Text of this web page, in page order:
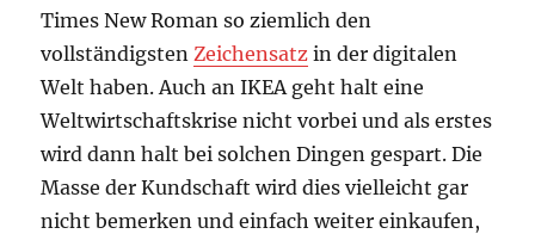
Times New Roman so ziemlich den
vollständigsten Zeichensatz in der digitalen
Welt haben. Auch an IKEA geht halt eine
Weltwirtschaftskrise nicht vorbei und als erstes
wird dann halt bei solchen Dingen gespart. Die
Masse der Kundschaft wird dies vielleicht gar
nicht bemerken und einfach weiter einkaufen,